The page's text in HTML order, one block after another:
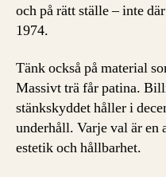
och på rätt ställe – inte
1974.
Tänk också på material
Massivt trä får patina.
stänkskyddet håller i
underhåll. Varje val är en
estetik och hållbarhet.